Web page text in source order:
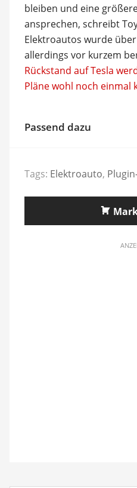
bleiben und eine
ansprechen, schreibt
Elektroautos wurde
allerdings vor kurzem
Rückstand auf Tesla
Pläne wohl noch einmal
Passend dazu
Tags: Elektroauto,